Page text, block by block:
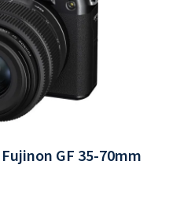
GF 35-70mm